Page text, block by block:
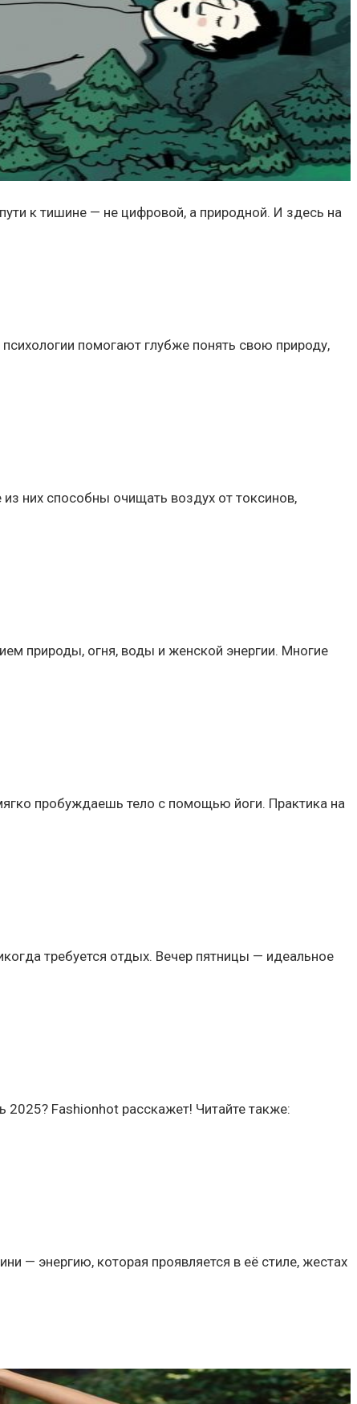
к тишине — не цифровой, а природной. И здесь на
помогают глубже понять свою природу,
них способны очищать воздух от токсинов,
природы, огня, воды и женской энергии. Многие
пробуждаешь тело с помощью йоги. Практика на
требуется отдых. Вечер пятницы — идеальное
Fashionhot расскажет! Читайте также:
— энергию, которая проявляется в её стиле, жестах